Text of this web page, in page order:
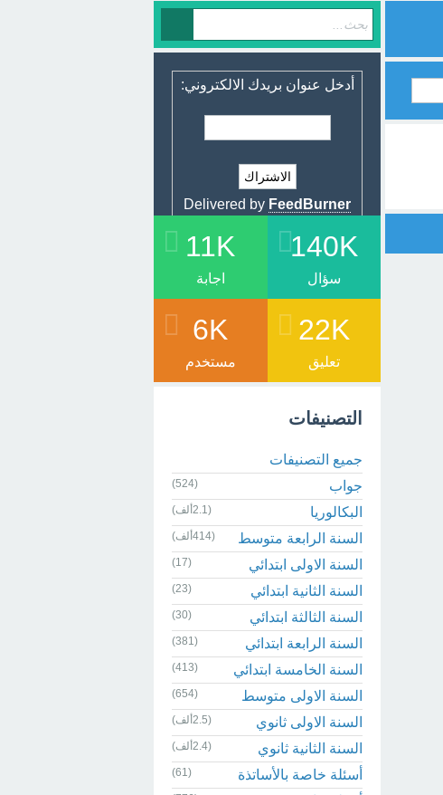
أدخل عنوان بريدك الالكتروني:
Delivered by FeedBurner
140K
سؤال
11K
اجابة
22K
تعليق
6K
مستخدم
التصنيفات
جميع التصنيفات
جواب
(524)
البكالوريا (2.1ألف)
السنة الرابعة متوسط (414ألف)
السنة الاولى ابتدائي (17)
السنة الثانية ابتدائي (23)
السنة الثالثة ابتدائي (30)
السنة الرابعة ابتدائي (381)
السنة الخامسة ابتدائي (413)
السنة الاولى متوسط (654)
السنة الاولى ثانوي (2.5ألف)
السنة الثانية ثانوي (2.4ألف)
أسئلة خاصة بالأساتذة (61)